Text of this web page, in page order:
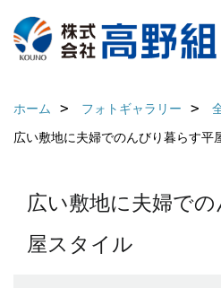
ホーム フォトギャラリー
広い敷地に夫婦でのんびり暮らす平
広い敷地に夫婦で
屋スタイル